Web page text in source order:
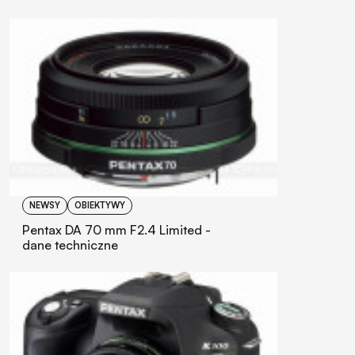
NEWSY OBIEKTYWY
Pentax DA 70 mm F2.4 Limited -
dane techniczne